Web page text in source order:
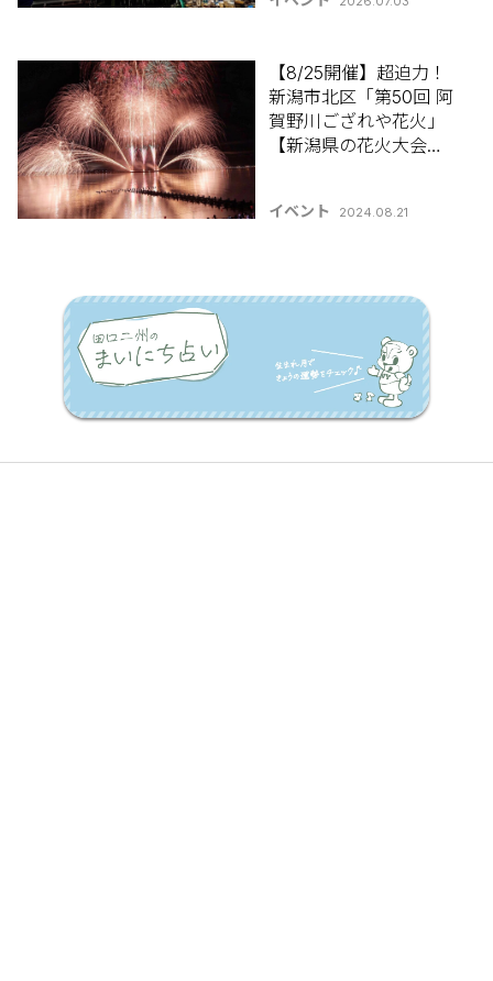
【8/25開催】超迫力！
新潟市北区「第50回 阿
賀野川ござれや花火」
【新潟県の花火大会特
イベント 2024.08.21